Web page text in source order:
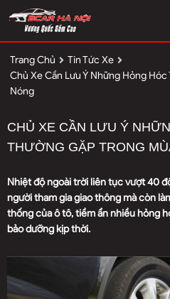
Trang Chủ
Tin Tức Xe
Chủ Xe Cần Lưu Ý Những Hỏng
Nóng
CHỦ XE CẦN LƯU Ý
THƯỜNG GẶP TRONG
Nhiệt độ ngoài trời liên tục vượt 40
người tham gia giao thông mà còn
thống của ô tô, tiềm ẩn nhiều hỏng
bảo dưỡng kịp thời.